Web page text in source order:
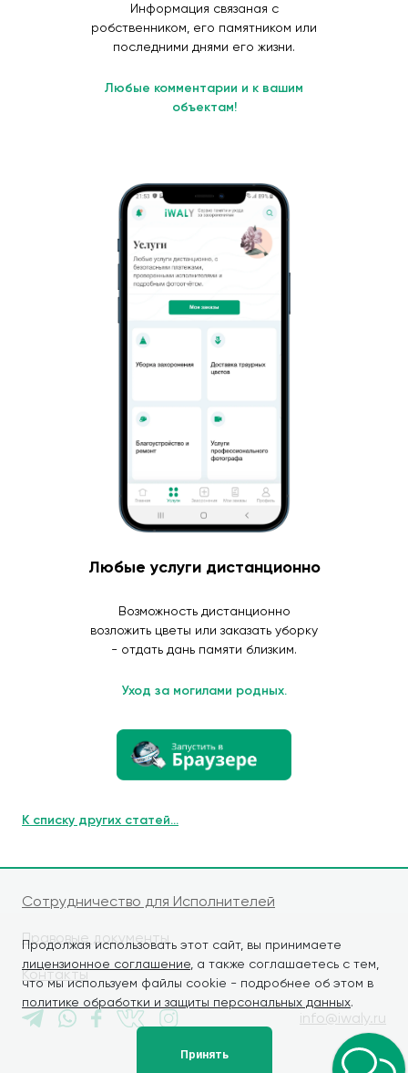
Продолжая использовать этот сайт, вы принимаете
лицензионное соглашение , а также соглашаетесь с тем,
что мы используем файлы cookie - подробнее об этом в
политике обработки и защиты персональных данных.
Принять
Информация связаная с
робственником, его памятником или
последними днями его жизни.
Любые комментарии и к вашим
объектам!
Любые услуги дистанционно
Возможность дистанционно
возложить цветы или заказать уборку
- отдать дань памяти близким.
Уход за могилами родных.
К списку других статей...
Сотрудничество для Исполнителей
Правовые документы
Контакты
info@iwaly.ru